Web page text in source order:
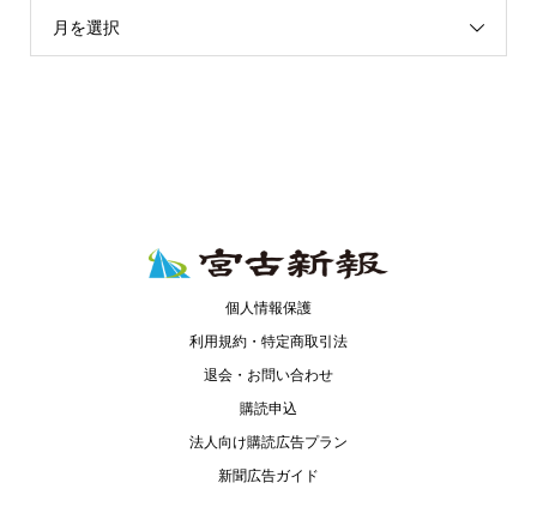
月を選択
個人情報保護
利用規約・特定商取引法
退会・お問い合わせ
購読申込
法人向け購読広告プラン
新聞広告ガイド